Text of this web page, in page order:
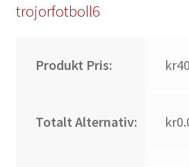
trojorfotboll6
Produkt Pris:
Totalt Alternativ: